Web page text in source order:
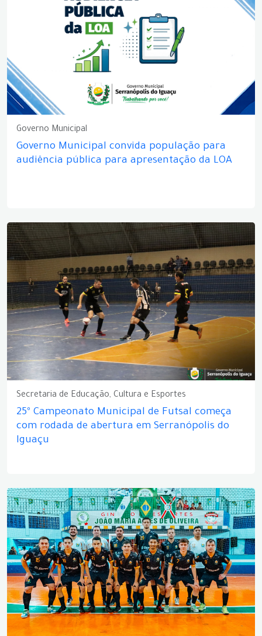
Governo Municipal
Governo Municipal convida população para
audiência pública para apresentação da LOA
Secretaria de Educação, Cultura e Esportes
25º Campeonato Municipal de Futsal começa
com rodada de abertura em Serranópolis do
Iguaçu